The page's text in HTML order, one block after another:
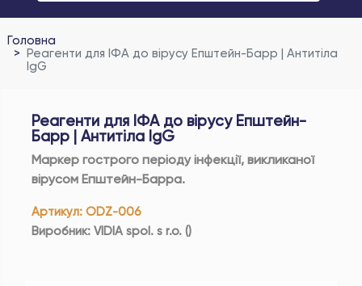
Головна
Реагенти для ІФА до вірусу Епштейн-Барр | Антитіла
IgG
Реагенти для ІФА до вірусу Епштейн-
Барр | Антитіла IgG
Маркер гострого періоду інфекції, викликаної
вірусом Епштейн-Барра.
Артикул: ODZ-006
Виробник: VIDIA spol. s r.o.()